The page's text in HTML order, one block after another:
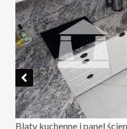
Blaty kuchenne i panel